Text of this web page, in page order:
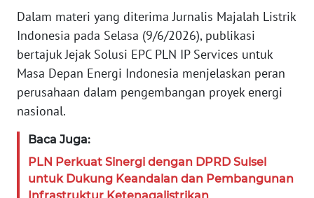
Dalam materi yang diterima Jurnalis Majalah Listrik
Indonesia pada Selasa (9/6/2026), publikasi
bertajuk Jejak Solusi EPC PLN IP Services untuk
Masa Depan Energi Indonesia menjelaskan peran
perusahaan dalam pengembangan proyek energi
nasional.
Baca Juga:
PLN Perkuat Sinergi dengan DPRD Sulsel
untuk Dukung Keandalan dan Pembangunan
KEPRI
WN
PAPUA
WN
PAPUA
BARAT